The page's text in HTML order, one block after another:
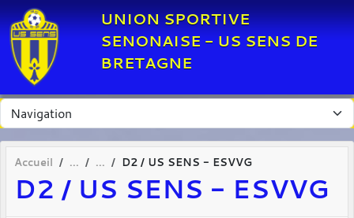
UNION SPORTIVE
SENONAISE - US SENS DE
BRETAGNE
Accueil D2 / US SENS - ESVVG
D2 / US SENS - ESVVG
Panneau de gestion des cookies